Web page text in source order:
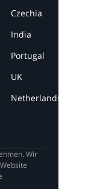
Czechia
India
Portugal
UK
Netherlands
Wir